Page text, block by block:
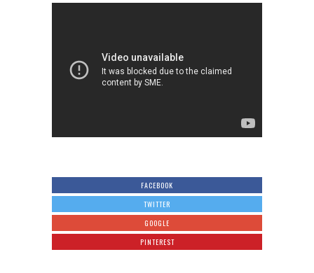
FACEBOOK
TWITTER
GOOGLE
PINTEREST